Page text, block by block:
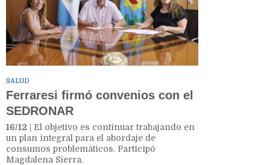
SALUD
Ferraresi firmó convenios con el
SEDRONAR
16/12 | El objetivo es continuar trabajando en
un plan integral para el abordaje de
consumos problemáticos. Participó
Magdalena Sierra.